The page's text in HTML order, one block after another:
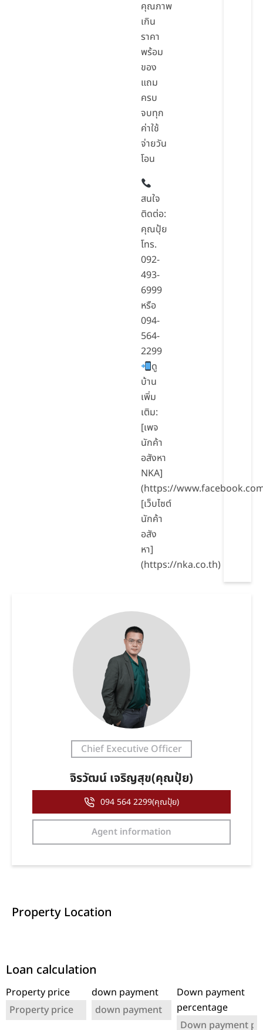
คุณภาพ
เกิน
ราคา
พร้อม
ของ
แถม
ครบ
จบทุก
ค่าใช้
จ่ายวัน
โอน
สนใจ
ติดต่อ:
คุณปุ้ย
โทร.
092-
493-
6999
หรือ
094-
564-
2299
ดู
บ้าน
เพิ่ม
เติม:
[เพจ
นักค้า
อสังหา
NKA]
(https://
[เว็บไซต์
นักค้า
อสัง
หา]
(https://nka.co.th)
Chief Executive Officer
จิรวัฒน์ เจริญสุข(คุณปุ้ย)
094 564 2299(คุณปุ้ย)
Agent information
Property Location
Loan calculation
Property price down payment
Down payment
percentage